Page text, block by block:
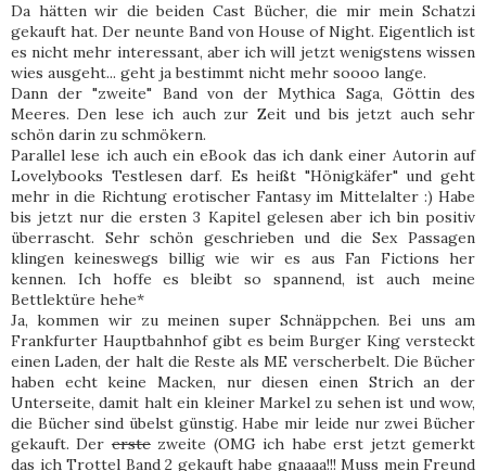
Da hätten wir die beiden Cast Bücher, die mir mein Schatzi
gekauft hat. Der neunte Band von House of Night. Eigentlich ist
es nicht mehr interessant, aber ich will jetzt wenigstens wissen
wies ausgeht... geht ja bestimmt nicht mehr soooo lange.
Dann der "zweite" Band von der Mythica Saga, Göttin des
Meeres. Den lese ich auch zur Zeit und bis jetzt auch sehr
schön darin zu schmökern.
Parallel lese ich auch ein eBook das ich dank einer Autorin auf
Lovelybooks Testlesen darf. Es heißt "Hönigkäfer" und geht
mehr in die Richtung erotischer Fantasy im Mittelalter :) Habe
bis jetzt nur die ersten 3 Kapitel gelesen aber ich bin positiv
überrascht. Sehr schön geschrieben und die Sex Passagen
klingen keineswegs billig wie wir es aus Fan Fictions her
kennen. Ich hoffe es bleibt so spannend, ist auch meine
Bettlektüre hehe*
Ja, kommen wir zu meinen super Schnäppchen. Bei uns am
Frankfurter Hauptbahnhof gibt es beim Burger King versteckt
einen Laden, der halt die Reste als ME verscherbelt. Die Bücher
haben echt keine Macken, nur diesen einen Strich an der
Unterseite, damit halt ein kleiner Markel zu sehen ist und wow,
die Bücher sind übelst günstig. Habe mir leide nur zwei Bücher
gekauft. Der erstezweite (OMG ich habe erst jetzt gemerkt
das ich Trottel Band 2 gekauft habe gnaaaa!!! Muss mein Freund